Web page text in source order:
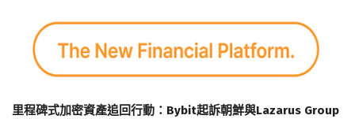
里程碑式加密資產追回行動：Bybit起訴朝鮮與Lazarus Group